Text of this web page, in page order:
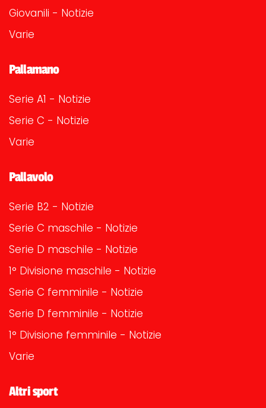
Giovanili - Notizie
Varie
Pallamano
Serie A1 - Notizie
Serie C - Notizie
Varie
Pallavolo
Serie B2 - Notizie
Serie C maschile - Notizie
Serie D maschile - Notizie
1° Divisione maschile - Notizie
Serie C femminile - Notizie
Serie D femminile - Notizie
1° Divisione femminile - Notizie
Varie
Altri sport